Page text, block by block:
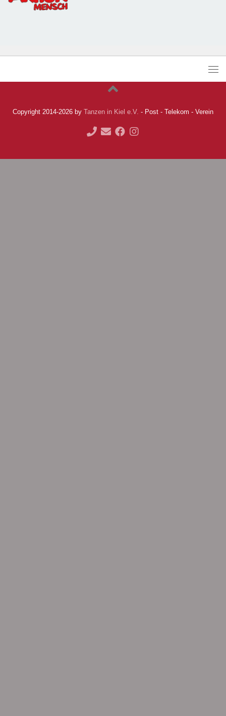
Copyright 2014-2026 by Tanzen in Kiel e.V. - Post - Telekom - Verein